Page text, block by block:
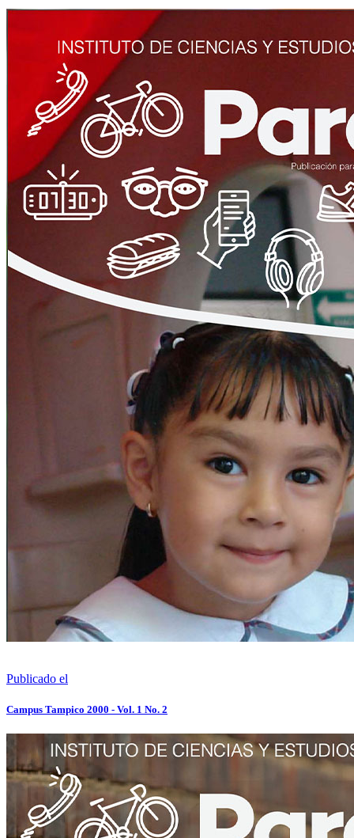
Publicado el
Campus Tampico 2000 - Vol. 1 No. 2